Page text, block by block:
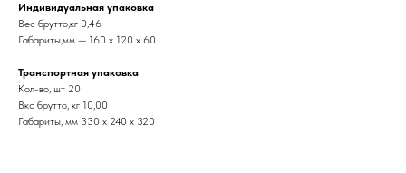
Индивидуальная упаковка
Вес брутто,кг 0,46
Габариты,мм — 160 х 120 х 60
Транспортная упаковка
Кол-во, шт 20
Вкс брутто, кг 10,00
Габариты, мм 330 х 240 х 320